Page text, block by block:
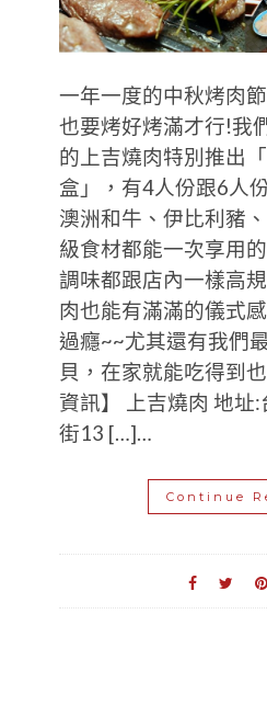
一年一度的中秋烤肉
也要烤好烤滿才行!我
的上吉燒肉特別推出
盒」，有4人份跟6人
澳洲和牛、伊比利豬
級食材都能一次享用
調味都跟店內一樣高
肉也能有滿滿的儀式
過癮~~尤其還有我們
貝，在家就能吃得到
資訊】 上吉燒肉 地址
街13 […]…
Continue